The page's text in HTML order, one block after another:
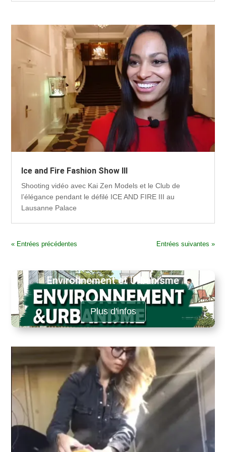
Ice and Fire Fashion Show III
Shooting vidéo avec Kai Zen Models et le Club de
l’élégance pendant le défilé ICE AND FIRE III au
Lausanne Palace
« Entrées précédentes Entrées suivantes »
Environnement et Urbanisme
Plus d'infos